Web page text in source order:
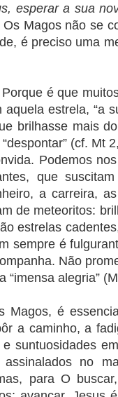
esperar a sua
Magos não se
é preciso uma
é que
estrela, “a
brilhasse mais
(cf. Mt
Podemos
que
a carreira,
de meteoritos:
estrelas
sempre é
Não
“imensa alegria”
Magos, é
a caminho, a
suntuosidades
no
para O